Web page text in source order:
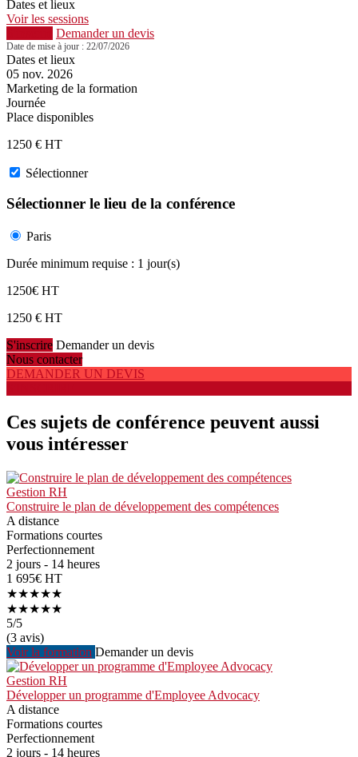
Dates et lieux
Voir les sessions
Demander un devis
Date de mise à jour : 22/07/2026
Dates et lieux
05 nov. 2026
Marketing de la formation
Journée
Place disponibles
1250 € HT
Sélectionner
Sélectionner le lieu de la conférence
Paris
Durée minimum requise : 1 jour(s)
1250€ HT
1250 € HT
S'inscrire Demander un devis
Nous contacter
DEMANDER UN DEVIS
Ces sujets de conférence peuvent aussi
vous intéresser
Gestion RH
Construire le plan de développement des compétences
A distance
Formations courtes
Perfectionnement
2 jours - 14 heures
1 695€ HT
★★★★★
★★★★★
5/5
(3 avis)
Voir la formation Demander un devis
Gestion RH
Développer un programme d'Employee Advocacy
A distance
Formations courtes
Perfectionnement
2 jours - 14 heures